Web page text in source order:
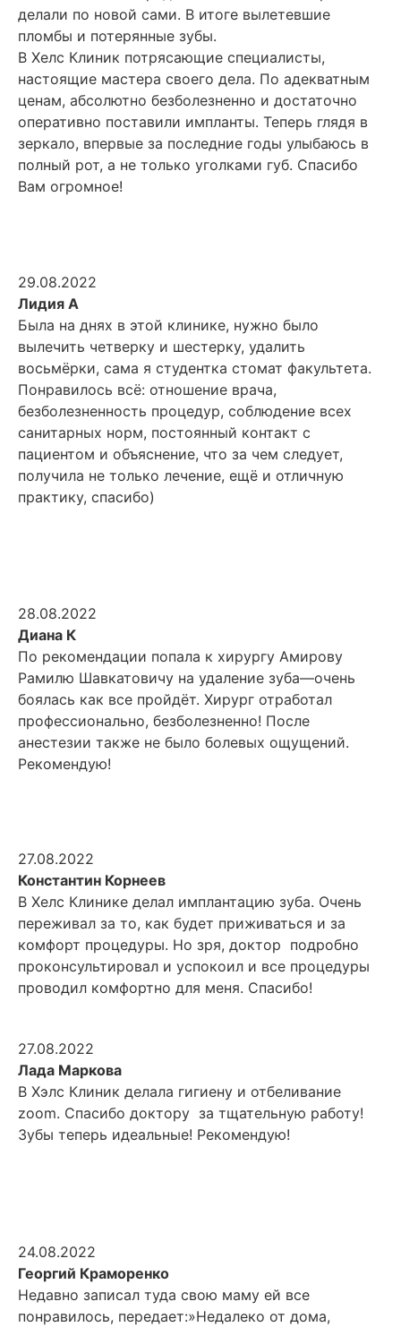
делали по новой сами. В итоге вылетевшие
пломбы и потерянные зубы.
В Хелс Клиник потрясающие специалисты,
настоящие мастера своего дела. По адекватным
ценам, абсолютно безболезненно и достаточно
оперативно поставили импланты. Теперь глядя в
зеркало, впервые за последние годы улыбаюсь в
полный рот, а не только уголками губ. Спасибо
Вам огромное!
29.08.2022
Лидия А
Была на днях в этой клинике, нужно было
вылечить четверку и шестерку, удалить
восьмёрки, сама я студентка стомат факультета.
Понравилось всё: отношение врача,
безболезненность процедур, соблюдение всех
санитарных норм, постоянный контакт с
пациентом и объяснение, что за чем следует,
получила не только лечение, ещё и отличную
практику, спасибо)
28.08.2022
Диана К
По рекомендации попала к хирургу Амирову
Рамилю Шавкатовичу на удаление зуба—очень
боялась как все пройдёт. Хирург отработал
профессионально, безболезненно! После
анестезии также не было болевых ощущений.
Рекомендую!
27.08.2022
Константин Корнеев
В Хелс Клинике делал имплантацию зуба. Очень
переживал за то, как будет приживаться и за
комфорт процедуры. Но зря, доктор подробно
проконсультировал и успокоил и все процедуры
проводил комфортно для меня. Спасибо!
27.08.2022
Лада Маркова
В Хэлс Клиник делала гигиену и отбеливание
zoom. Спасибо доктору за тщательную работу!
Зубы теперь идеальные! Рекомендую!
24.08.2022
Георгий Краморенко
Недавно записал туда свою маму ей все
понравилось, передает:»Недалеко от дома,